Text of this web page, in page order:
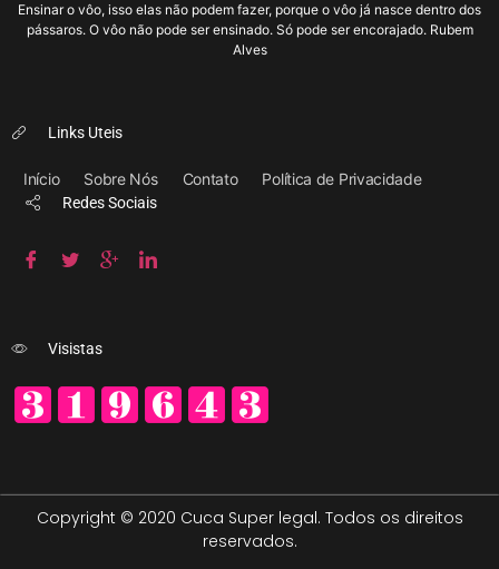
Ensinar o vôo, isso elas não podem fazer, porque o vôo já nasce dentro dos
pássaros. O vôo não pode ser ensinado. Só pode ser encorajado. Rubem
Alves
Links Uteis
Início Sobre Nós Contato Política de Privacidade
Redes Sociais
Visistas
Copyright © 2020 Cuca Super legal. Todos os direitos
reservados.